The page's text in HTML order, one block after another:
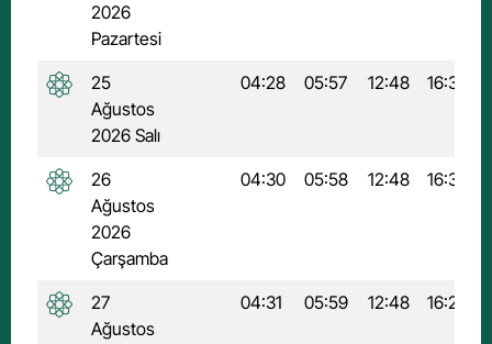
2026
Pazartesi
25
Ağustos
2026 Salı
04:28 05:57 12:48 16:31
26
Ağustos
2026
Çarşamba
04:30 05:58 12:48 16:30
27
Ağustos
04:31 05:59 12:48 16:29